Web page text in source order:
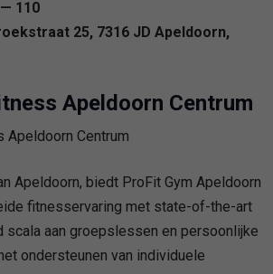
110
25, 7316 JD Apeldoorn,
Apeldoorn Centrum
Apeldoorn, biedt ProFit Gym Apeldoorn
fitnesservaring met state-of-the-art
scala aan groepslessen en persoonlijke
ondersteunen van individuele